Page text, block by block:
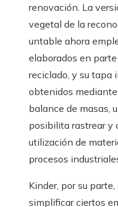
renovación. La
vegetal de la
untable ahora
elaborados en
reciclado, y su tapa
obtenidos
balance de masas,
posibilita rastrear y
utilización de
procesos
Kinder, por su
simplificar ciertos